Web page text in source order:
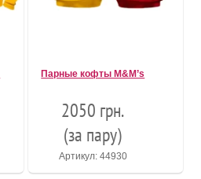
Парные кофты M&M’s
2050 грн.
(за пару)
Артикул: 44930